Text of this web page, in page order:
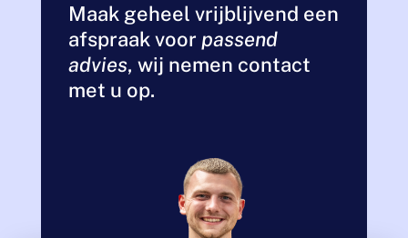
Maak geheel vrijblijvend een
afspraak voor passend
advies, wij nemen contact
met u op.